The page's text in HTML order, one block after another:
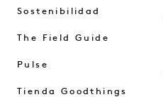
Sostenibilidad
The Field Guide
Pulse
Tienda Goodthings